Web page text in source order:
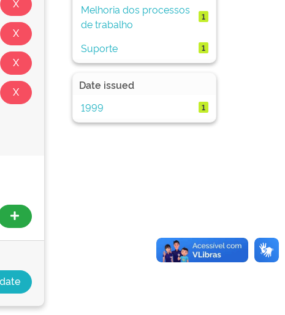
Melhoria dos processos
de trabalho
1
Suporte 1
Date issued
1999
1